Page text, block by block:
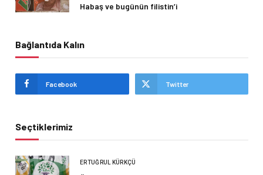
Habaş ve bugünün filistin’i
Bağlantıda Kalın
Facebook Twitter
Seçtiklerimiz
ERTUĞRUL KÜRKÇÜ